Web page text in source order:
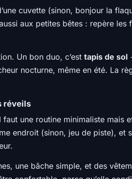
cuvette (sinon, bonjour la
aux petites bêtes : repère
Un bon duo, c’est tapis de sol
nocturne, même en été. La
réveils
une routine minimaliste
endroit (sinon, jeu de piste), et
une bâche simple, et des